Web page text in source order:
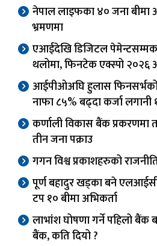
नेपाल लाइफका ४० जना बीमा
भ्रमणमा
एआईदेखि डिजिटल
थलोमा, फिनटेक एक्स्पो २०२६
आईपीओअघि हुलास फिनसर्भको
नाफा ८५% बढ्दा कर्जा लगानी
कर्णाली विकास बैंक
तीन जना पक्राउ
गगन विश्व प्रकाशहरुको
पूर्ण बहादुर खड्का बने
टप १० बीमा अभिकर्ता
लाभांश घोषणा गर्ने पहिलो बैंक
बैंक, कति दियो ?